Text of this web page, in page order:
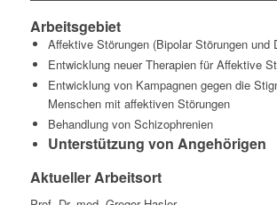
Arbeitsgebiet
Affektive Störungen (Bipolar Störungen und
Entwicklung neuer Therapien für Affektive
Entwicklung von Kampagnen gegen die
Menschen mit affektiven Störungen
Behandlung von Schizophrenien
Unterstützung von Angehörigen
Aktueller Arbeitsort